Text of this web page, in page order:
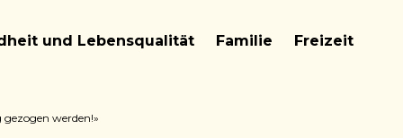
und Lebensqualität Familie Freizeit
werden!»